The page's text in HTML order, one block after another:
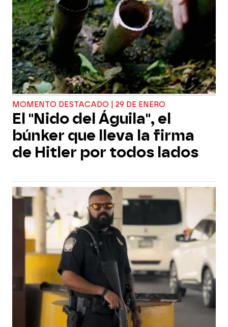
MOMENTO DESTACADO | 29 DE ENERO
El "Nido del Águila", el
búnker que lleva la firma
de Hitler por todos lados